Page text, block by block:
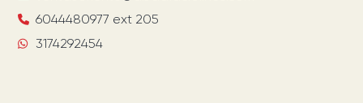
6044480977 ext 205
3174292454